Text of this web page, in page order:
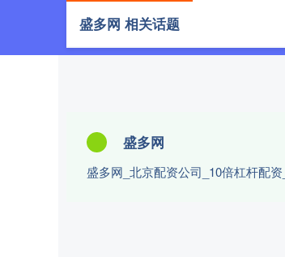
盛多网
盛多网_北京配资公司_10倍杠杆配
盛多网 相关话题